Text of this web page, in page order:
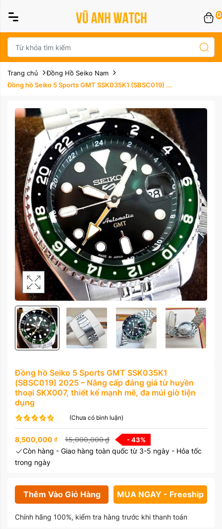
0
Trang chủ
Đồng Hồ Seiko Nam
Đồng hồ Seiko 5 Sports GMT SSK035K1 (SBSC019) ...
Đồng hồ Seiko 5 Sports GMT SSK035K1
(SBSC019) 2025 – Nâng cấp đáng giá từ huyền
thoại SKX007, thiết kế mạnh mẽ, đa múi giờ tiện
dụng
(Chưa có bình luận)
8,500,000 ₫ 15,000,000₫ - 43%
Còn hàng - Giao hàng toàn quốc từ 3-5 ngày - Hỏa tốc
trong ngày
Thêm Vào Giỏ Hàng MUA NGAY - Freeship
Chính hãng 100%, kiểm tra hàng trước khi thanh toán